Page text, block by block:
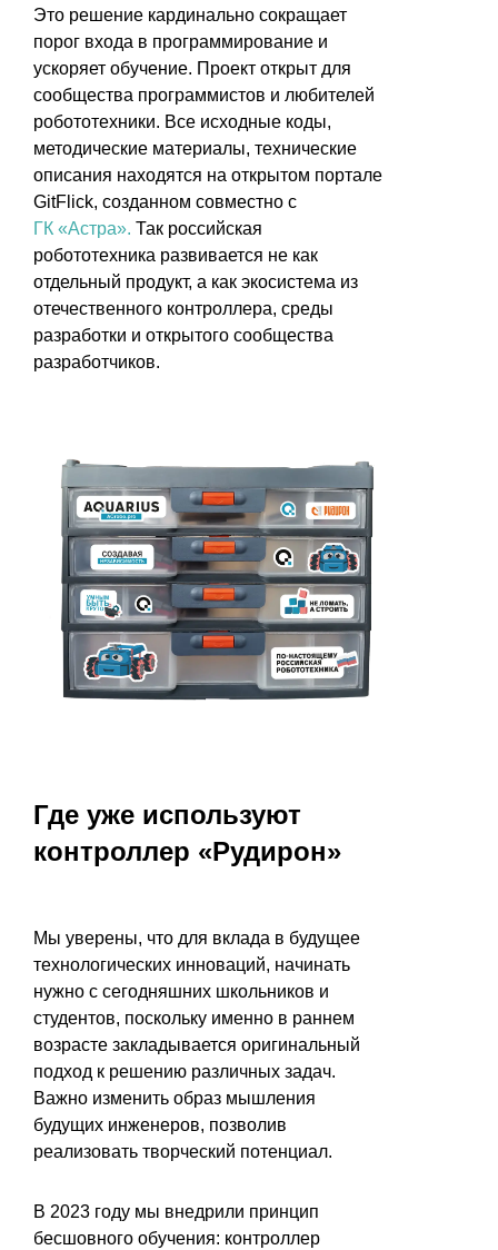
Это решение кардинально сокращает
порог входа в программирование и
ускоряет обучение. Проект открыт для
сообщества программистов и любителей
робототехники. Все исходные коды,
методические материалы, технические
описания находятся на открытом портале
GitFlick, созданном совместно с
ГК «Астра». Так российская
робототехника развивается не как
отдельный продукт, а как экосистема из
отечественного контроллера, среды
разработки и открытого сообщества
разработчиков.
Где уже используют
контроллер «Рудирон»
Мы уверены, что для вклада в будущее
технологических инноваций, начинать
нужно с сегодняшних школьников и
студентов, поскольку именно в раннем
возрасте закладывается оригинальный
подход к решению различных задач.
Важно изменить образ мышления
будущих инженеров, позволив
реализовать творческий потенциал.
В 2023 году мы внедрили принцип
бесшовного обучения: контроллер